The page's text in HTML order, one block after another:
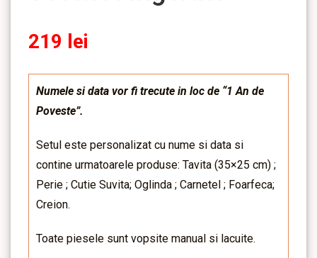
219 lei
Numele si data vor fi trecute in loc de “1 An de
Poveste”.
Setul este personalizat cu nume si data si
contine urmatoarele produse: Tavita (35×25 cm) ;
Perie ; Cutie Suvita; Oglinda ; Carnetel ; Foarfeca;
Creion.
Toate piesele sunt vopsite manual si lacuite.